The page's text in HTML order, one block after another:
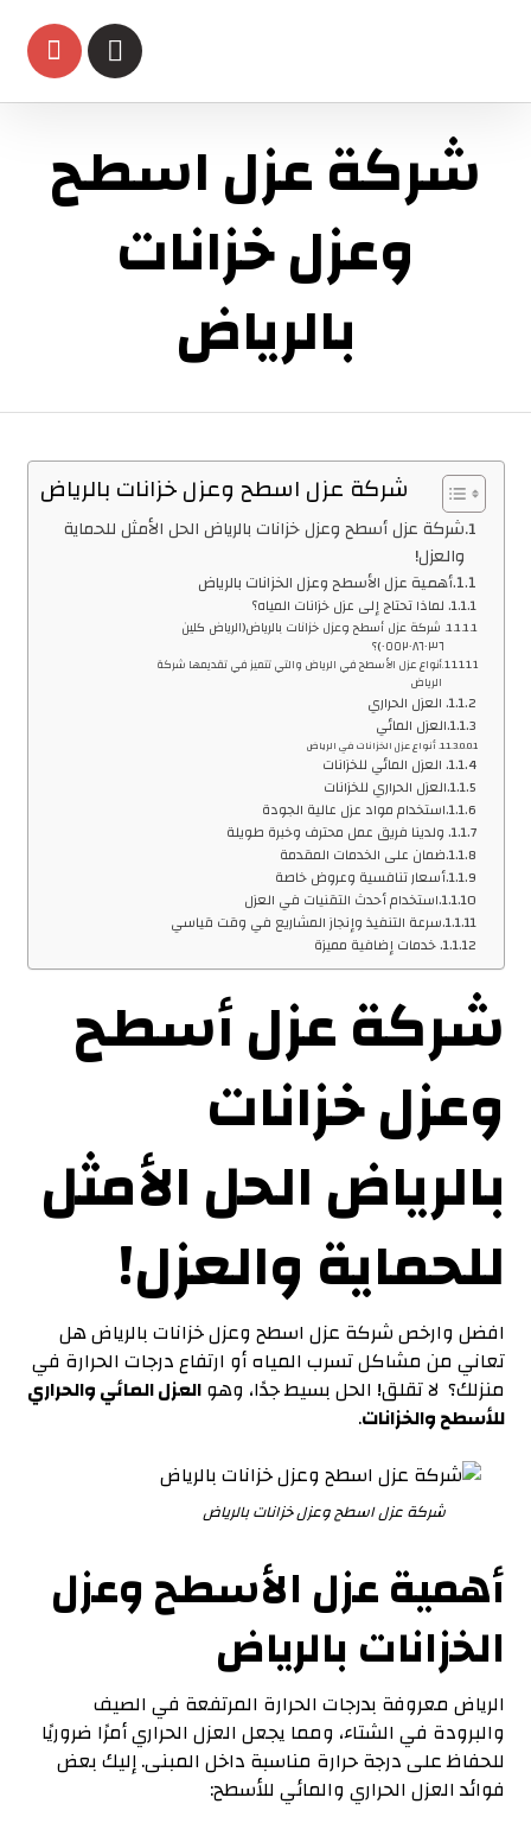
شركة عزل اسطح
وعزل خزانات
بالرياض
شركة عزل اسطح وعزل خزانات بالرياض
شركة عزل أسطح وعزل خزانات بالرياض الحل الأمثل للحماية
والعزل!
أهمية عزل الأسطح وعزل الخزانات بالرياض
لماذا تحتاج إلى عزل خزانات المياه؟
شركة عزل أسطح وعزل خزانات بالرياض(الرياض كلين
٠٥٥٢٠٨٦٠٣٦)؟
أنواع عزل الأسطح في الرياض والتي تتميز في تقديمها شركة
الرياض
العزل الحراري
العزل المائي
أنواع عزل الخزانات في الرياض
العزل المائي للخزانات
العزل الحراري للخزانات
استخدام مواد عزل عالية الجودة
ولدينا فريق عمل محترف وخبرة طويلة
ضمان على الخدمات المقدمة
أسعار تنافسية وعروض خاصة
استخدام أحدث التقنيات في العزل
سرعة التنفيذ وإنجاز المشاريع في وقت قياسي
خدمات إضافية مميزة
شركة عزل أسطح
وعزل خزانات
بالرياض الحل الأمثل
للحماية والعزل!
افضل وارخص شركة عزل اسطح وعزل خزانات بالرياض هل
تعاني من مشاكل تسرب المياه أو ارتفاع درجات الحرارة في
منزلك؟ لا تقلق! الحل بسيط جدًا، وهوالعزل المائي والحراري
للأسطح والخزانات.
شركة عزل اسطح وعزل خزانات بالرياض
أهمية عزل الأسطح وعزل
الخزانات بالرياض
الرياض معروفة بدرجات الحرارة المرتفعة في الصيف
والبرودة في الشتاء، ومما يجعل العزل الحراري أمرًا ضروريًا
للحفاظ على درجة حرارة مناسبة داخل المبنى. إليك بعض
فوائد العزل الحراري والمائي للأسطح: